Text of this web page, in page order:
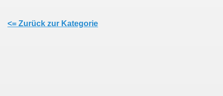
<= Zurück zur Kategorie